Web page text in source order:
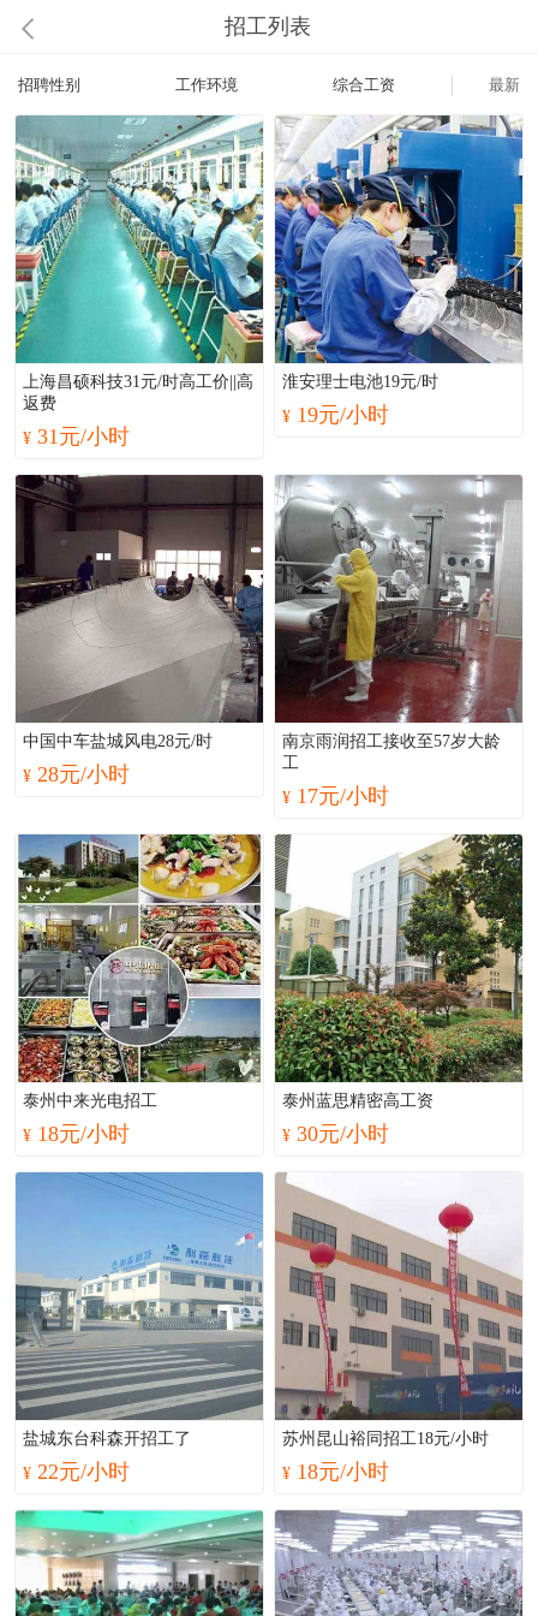
招工列表
招聘性别 工作环境 综合工资 最新
上海昌硕科技31元/时高工价||高
返费
¥ 31元/小时
淮安理士电池19元/时
¥ 19元/小时
中国中车盐城风电28元/时
¥ 28元/小时
南京雨润招工接收至57岁大龄
工
¥ 17元/小时
泰州中来光电招工
¥ 18元/小时
泰州蓝思精密高工资
¥ 30元/小时
盐城东台科森开招工了
¥ 22元/小时
苏州昆山裕同招工18元/小时
¥ 18元/小时